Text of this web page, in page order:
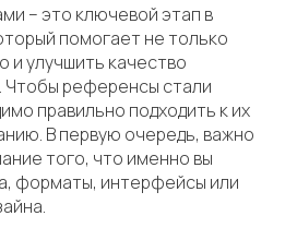
– это ключевой этап в
помогает не только
и улучшить качество
Чтобы референсы стали
правильно подходить к их
В первую очередь, важно
того, что именно вы
форматы, интерфейсы или